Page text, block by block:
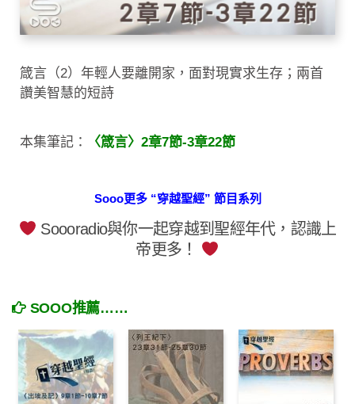
箴言（2）年輕人要離開家，面對現實求生存；兩首
讚美智慧的短詩
本集筆記： 〈箴言〉2章7節-3章22節
Sooo更多 “穿越聖經” 節目系列
Soooradio與你一起穿越到聖經年代，認識上
帝更多！
SOOO推薦……